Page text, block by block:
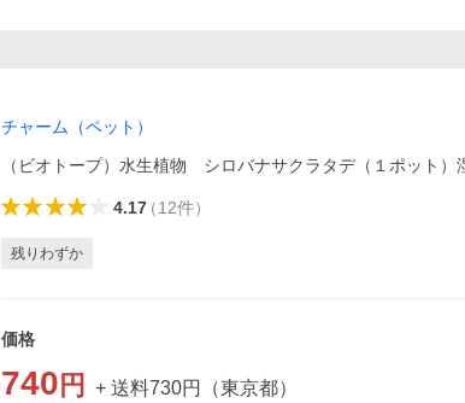
チャーム（ペット）
（ビオトープ）水生植物 シロバナサクラタデ（１ポット）
4.17（12件）
残りわずか
価格
740 円 + 送料730円 （東京都）